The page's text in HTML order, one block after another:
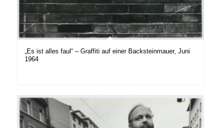
„Es ist alles faul“ – Graffiti auf einer Backsteinmauer, Juni
1964